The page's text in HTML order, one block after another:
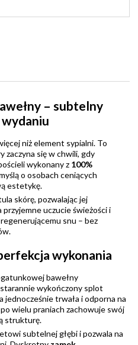
kosztów płatności
– subtelny
niż element sypialni. To
zaczyna się w chwili, gdy
wykonany z 100%
o osobach ceniących
estetykę.
skórę, pozwalając jej
uczucie świeżości i
snu – bez
wykonania
bawełny
wykończony splot
jednocześnie trwała i odporna na
wielu praniach zachowuje swój
strukturę.
subtelnej głębi i pozwala na